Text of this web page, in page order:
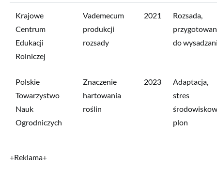
Krajowe
Centrum
Edukacji
Rolniczej
Vademecum
produkcji
rozsady
2021
Rozsada,
do
Polskie
Towarzystwo
Nauk
Ogrodniczych
Znaczenie
hartowania
roślin
2023
Adaptacja,
stres
plon
+Reklama+